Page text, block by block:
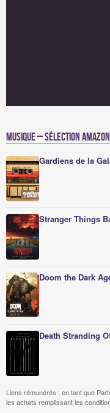
Musique – Sélection Amazon
Gardiens de la
Stranger Things
Doom the Dark
Death Stranding
Liens rémunérés : en tant que
les achats remplissant les